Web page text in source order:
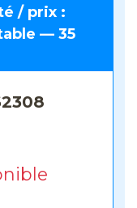
/ prix :
— 35